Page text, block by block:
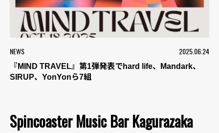
NEWS 2025.06.24
『MIND TRAVEL』第1弾発表でhard life、Mandark、
SIRUP、YonYonら7組
Spincoaster Music Bar Kagurazaka